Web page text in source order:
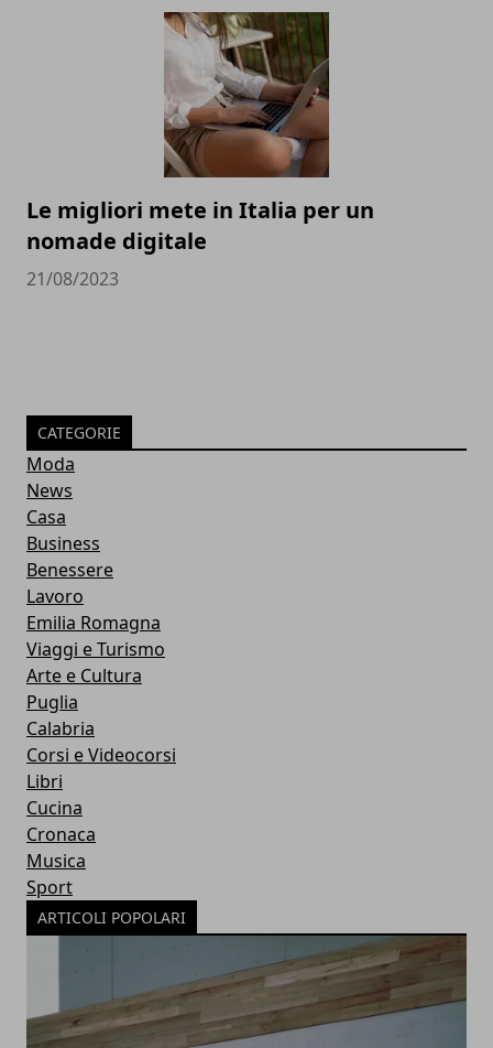
Le migliori mete in Italia per un
nomade digitale
21/08/2023
CATEGORIE
Moda
News
Casa
Business
Benessere
Lavoro
Emilia Romagna
Viaggi e Turismo
Arte e Cultura
Puglia
Calabria
Corsi e Videocorsi
Libri
Cucina
Cronaca
Musica
Sport
ARTICOLI POPOLARI